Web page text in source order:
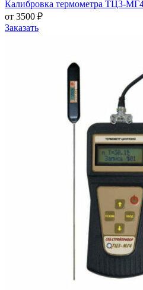
Калибровка термометра ТЦ3-
от 3500 ₽
Заказать